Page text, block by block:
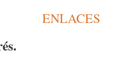
ENLACES